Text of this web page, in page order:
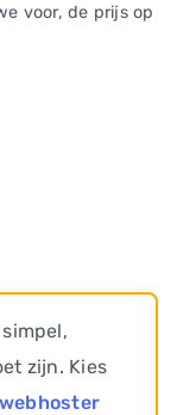
voor, de prijs op
zijn. Kies